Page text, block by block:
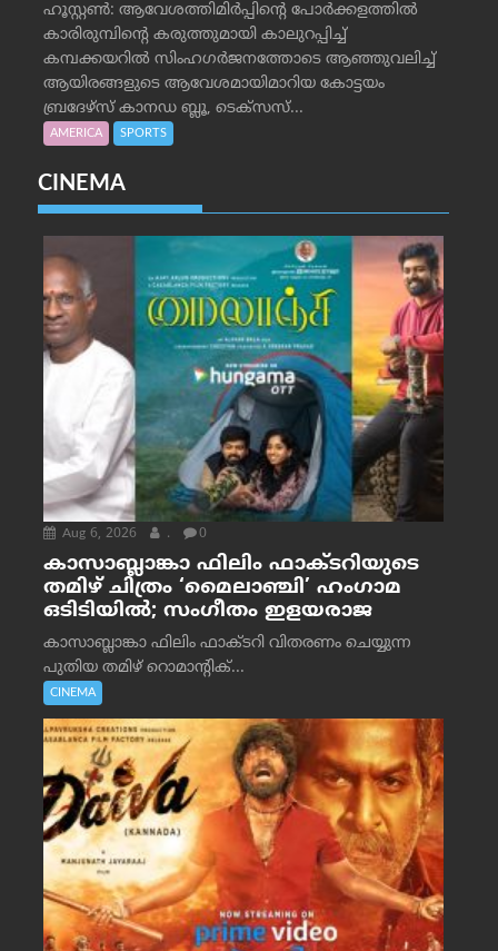
ഹൂസ്റ്റണ്‍: ആവേശത്തിമിര്‍പ്പിന്റെ പോര്‍ക്കളത്തില്‍
കാരിരുമ്പിന്റെ കരുത്തുമായി കാലുറപ്പിച്ച്
കമ്പക്കയറില്‍ സിംഹഗര്‍ജനത്തോടെ ആഞ്ഞുവലിച്ച്
ആയിരങ്ങളുടെ ആവേശമായിമാറിയ കോട്ടയം
ബ്രദേഴ്‌സ് കാനഡ ബ്ലൂ, ടെക്‌സസ്...
AMERICA SPORTS
CINEMA
Aug 6, 2026 . 0
കാസാബ്ലാങ്കാ ഫിലിം ഫാക്ടറിയുടെ
തമിഴ് ചിത്രം ‘മൈലാഞ്ചി’ ഹംഗാമ
ഒടിടിയിൽ; സംഗീതം ഇളയരാജ
കാസാബ്ലാങ്കാ ഫിലിം ഫാക്ടറി വിതരണം ചെയ്യുന്ന
പുതിയ തമിഴ് റൊമാന്റിക്...
CINEMA